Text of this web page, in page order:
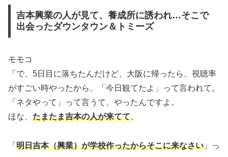
吉本興業の人が見て、養成所に誘われ…そこで
出会ったダウンタウン＆トミーズ
モモコ
「で、5日目に落ちたんだけど、大阪に帰ったら、視聴率
がすごい時やったから、「今日観てたよ」って言われて。
「ネタやって」って言うて、やったんですよ。
ほな、 たまたま吉本の人が来てて。
「 明日吉本（興業）が学校作ったからそこに来なさい 」っ